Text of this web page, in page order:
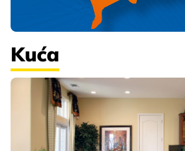
Kuća